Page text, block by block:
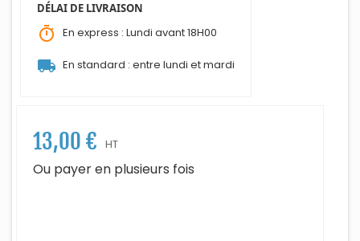
DÉLAI DE LIVRAISON
timer En express : Lundi avant 18H00
local_shipping En standard : entre lundi et mardi
13,00 € HT
Ou payer en plusieurs fois